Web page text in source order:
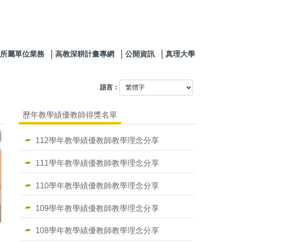
所屬單位業務 高教深耕計畫專網 公開資訊 真理大學
語言：
歷年教學績優教師得獎名單
112學年教學績優教師教學理念分享
111學年教學績優教師教學理念分享
110學年教學績優教師教學理念分享
109學年教學績優教師教學理念分享
108學年教學績優教師教學理念分享